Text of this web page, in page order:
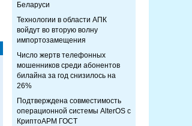
Беларуси
Технологии в области АПК
войдут во вторую волну
импортозамещения
Число жертв телефонных
мошенников среди абонентов
билайна за год снизилось на
26%
Подтверждена совместимость
операционной системы AlterOS с
КриптоАРМ ГОСТ